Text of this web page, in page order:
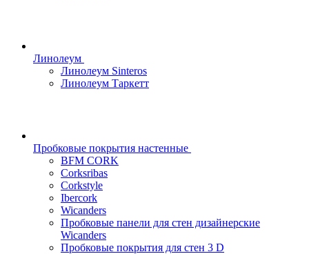
Линолеум
Линолеум Sinteros
Линолеум Таркетт
Пробковые покрытия настенные
BFM CORK
Corksribas
Corkstyle
Ibercork
Wicanders
Пробковые панели для стен дизайнерские
Wicanders
Пробковые покрытия для стен 3 D